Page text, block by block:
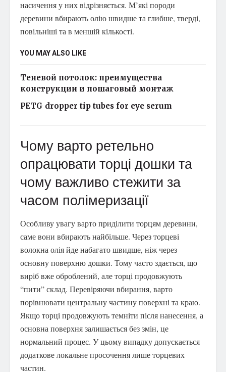
насичення у них відрізняється. М’які породи
деревини вбирають олію швидше та глибше, тверді,
повільніші та в меншій кількості.
YOU MAY ALSO LIKE
Теневой потолок: преимущества
конструкции и пошаговый монтаж
PETG dropper tip tubes for eye serum
Чому варто ретельно
опрацювати торці дошки та
чому важливо стежити за
часом полімеризації
Особливу увагу варто приділити торцям деревини,
саме вони вбирають найбільше. Через торцеві
волокна олія йде набагато швидше, ніж через
основну поверхню дошки. Тому часто здається, що
виріб вже оброблений, але торці продовжують
“пити” склад. Перевіряючи вбирання, варто
порівнювати центральну частину поверхні та краю.
Якщо торці продовжують темніти після нанесення, а
основна поверхня залишається без змін, це
нормальний процес. У цьому випадку допускається
додаткове локальне просочення лише торцевих
частин.